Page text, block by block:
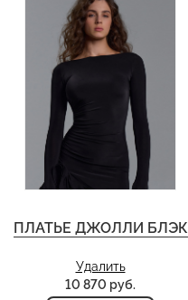
ПЛАТЬЕ ДЖОЛЛИ БЛЭК
Удалить
10 870 руб.